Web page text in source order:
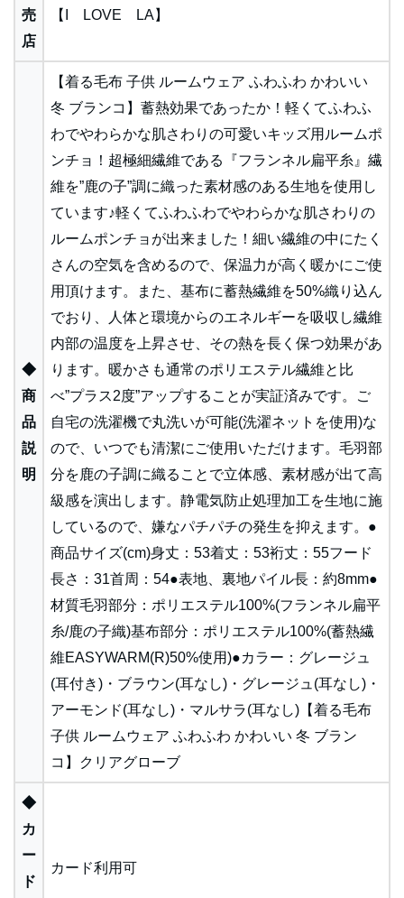
売
店
【I LOVE LA】
◆
商
品
説
明
【着る毛布 子供 ルームウェア ふわふわ かわいい
冬 ブランコ】蓄熱効果であったか！軽くてふわふ
わでやわらかな肌さわりの可愛いキッズ用ルームポ
ンチョ！超極細繊維である『フランネル扁平糸』繊
維を”鹿の子”調に織った素材感のある生地を使用し
ています♪軽くてふわふわでやわらかな肌さわりの
ルームポンチョが出来ました！細い繊維の中にたく
さんの空気を含めるので、保温力が高く暖かにご使
用頂けます。また、基布に蓄熱繊維を50%織り込ん
でおり、人体と環境からのエネルギーを吸収し繊維
内部の温度を上昇させ、その熱を長く保つ効果があ
ります。暖かさも通常のポリエステル繊維と比
べ”プラス2度”アップすることが実証済みです。ご
自宅の洗濯機で丸洗いが可能(洗濯ネットを使用)な
ので、いつでも清潔にご使用いただけます。毛羽部
分を鹿の子調に織ることで立体感、素材感が出て高
級感を演出します。静電気防止処理加工を生地に施
しているので、嫌なパチパチの発生を抑えます。●
商品サイズ(cm)身丈：53着丈：53裄丈：55フード
長さ：31首周：54●表地、裏地パイル長：約8mm●
材質毛羽部分：ポリエステル100%(フランネル扁平
糸/鹿の子織)基布部分：ポリエステル100%(蓄熱繊
維EASYWARM(R)50%使用)●カラー：グレージュ
(耳付き)・ブラウン(耳なし)・グレージュ(耳なし)・
アーモンド(耳なし)・マルサラ(耳なし)【着る毛布
子供 ルームウェア ふわふわ かわいい 冬 ブラン
コ】クリアグローブ
◆
カ
ー
ド
カード利用可